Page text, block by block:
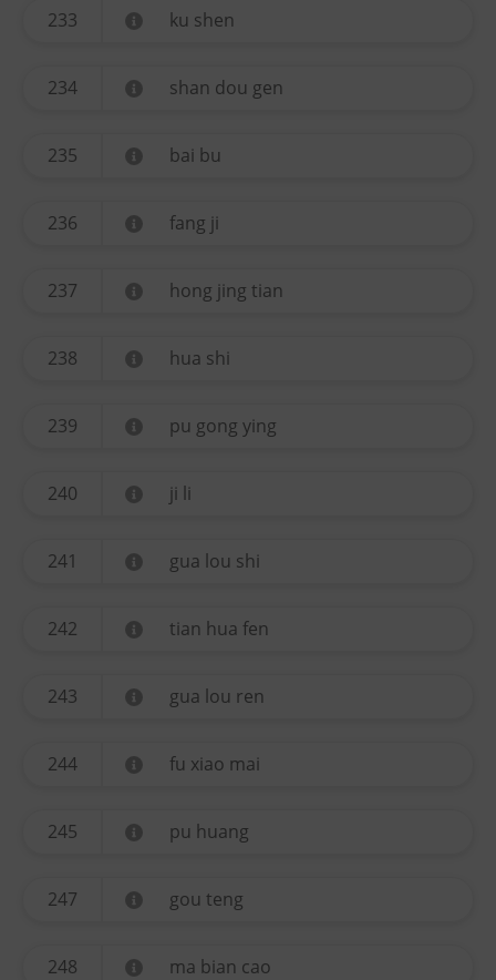
233 ku shen
234 shan dou gen
235 bai bu
236 fang ji
237 hong jing tian
238 hua shi
239 pu gong ying
240 ji li
241 gua lou shi
242 tian hua fen
243 gua lou ren
244 fu xiao mai
245 pu huang
247 gou teng
248 ma bian cao